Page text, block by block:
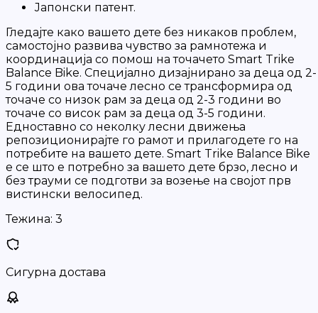
Јапонски патент.
Гледајте како вашето дете без никаков проблем,
самостојно развива чувство за рамнотежа и
координација со помош на точачето Smart Trike
Balance Bike. Специјално дизајнирано за деца од 2-
5 години ова точаче лесно се трансформира од
точаче со низок рам за деца од 2-3 години во
точаче со висок рам за деца од 3-5 години.
Едноставно со неколку лесни движења
репозиционирајте го рамот и прилагодете го на
потребите на вашето дете. Smart Trike Balance Bike
е се што е потребно за вашето дете брзо, лесно и
без трауми се подготви за возење на својот прв
вистински велосипед.
Тежина: 3
Сигурна достава